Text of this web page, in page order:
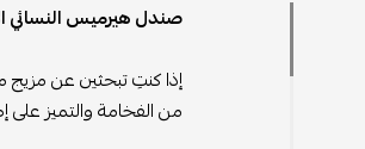
صندل هيرميس النسائي
إذا كنتِ تبحثين عن مزيج
من الفخامة والتميز على